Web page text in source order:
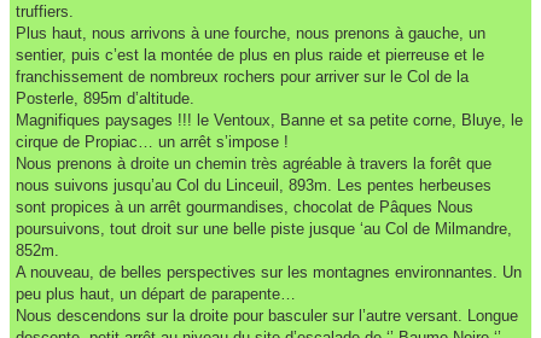
truffiers.
Plus haut, nous arrivons à une fourche, nous prenons à gauche, un
sentier, puis c’est la montée de plus en plus raide et pierreuse et le
franchissement de nombreux rochers pour arriver sur le Col de la
Posterle, 895m d’altitude.
Magnifiques paysages !!! le Ventoux, Banne et sa petite corne, Bluye, le
cirque de Propiac… un arrêt s’impose !
Nous prenons à droite un chemin très agréable à travers la forêt que
nous suivons jusqu’au Col du Linceuil, 893m. Les pentes herbeuses
sont propices à un arrêt gourmandises, chocolat de Pâques Nous
poursuivons, tout droit sur une belle piste jusque ‘au Col de Milmandre,
852m.
A nouveau, de belles perspectives sur les montagnes environnantes. Un
peu plus haut, un départ de parapente…
Nous descendons sur la droite pour basculer sur l’autre versant. Longue